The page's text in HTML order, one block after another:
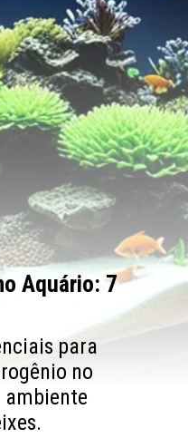
Aquário: 7
para
no